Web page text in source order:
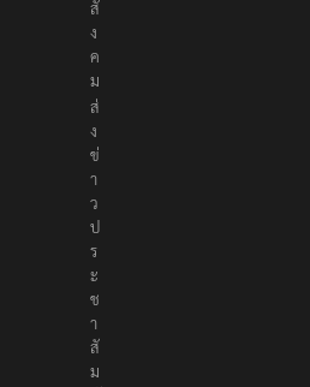
พื่
อ
สั
ง
ค
ม
ส่
ง
ข่
า
ว
ป
ร
ะ
ช
า